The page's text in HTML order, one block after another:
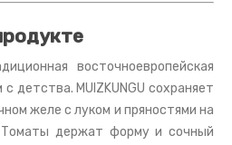
восточноевропейская
детства. MUIZKUNGU сохраняет
желе с луком и пряностями на
Томаты держат форму и сочный